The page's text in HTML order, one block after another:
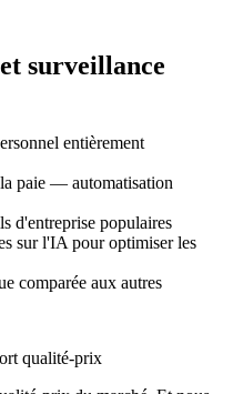
et surveillance
entièrement
paie — automatisation
d'entreprise populaires
sur l'IA pour optimiser les
comparée aux autres
qualité-prix